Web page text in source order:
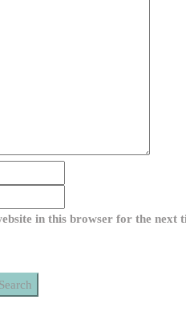
in this browser for the next